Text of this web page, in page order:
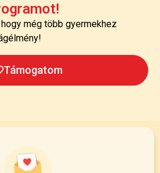
még több gyermekhez
Támogatom